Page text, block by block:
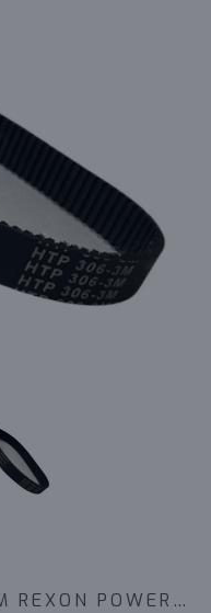
CORREIA 3M 306 X 8MM REXON POWERSINC SCIR